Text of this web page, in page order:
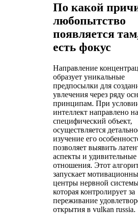
По какой
любопытство
появляется
есть фокус
Направление
образует уникальные
предпосылки для
увлечения через ряду
принципам. При
интеллект направлено на
специфический объект,
осуществляется
изучение его
позволяет выявить
аспекты и удивительные
отношения. Этот
запускает
центры нервной
которая контролирует за
переживание
открытия в vulkan russia.